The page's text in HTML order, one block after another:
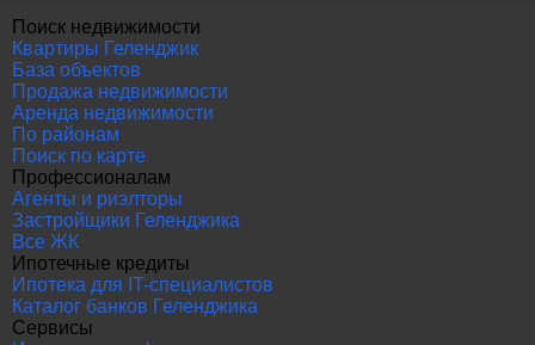
Поиск недвижимости
Квартиры Геленджик
База объектов
Продажа недвижимости
Аренда недвижимости
По районам
Поиск по карте
Профессионалам
Агенты и риэлторы
Застройщики Геленджика
Все ЖК
Ипотечные кредиты
Ипотека для IT-специалистов
Каталог банков Геленджика
Сервисы